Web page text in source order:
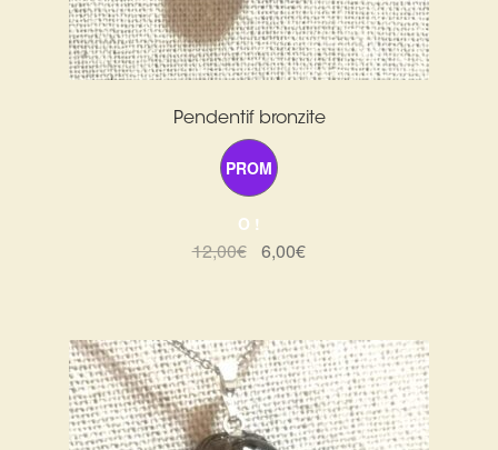
Pendentif bronzite
PROM
O !
12,00€ Le
12,00€.
6,00€Le
6,00€.